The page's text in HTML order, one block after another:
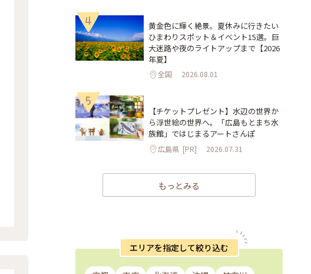
4
黄金色に輝く絶景。夏休みに行きたい
ひまわりスポット＆イベント15選。巨
大迷路や夜のライトアップまで【2026
年夏】
全国 2026.08.01
5
【チケットプレゼント】水辺の世界か
ら浮世絵の世界へ。「広島もとまち水
族館」ではじまるアートさんぽ
広島県 [PR] 2026.07.31
もっとみる
エリアを指定して絞り込む